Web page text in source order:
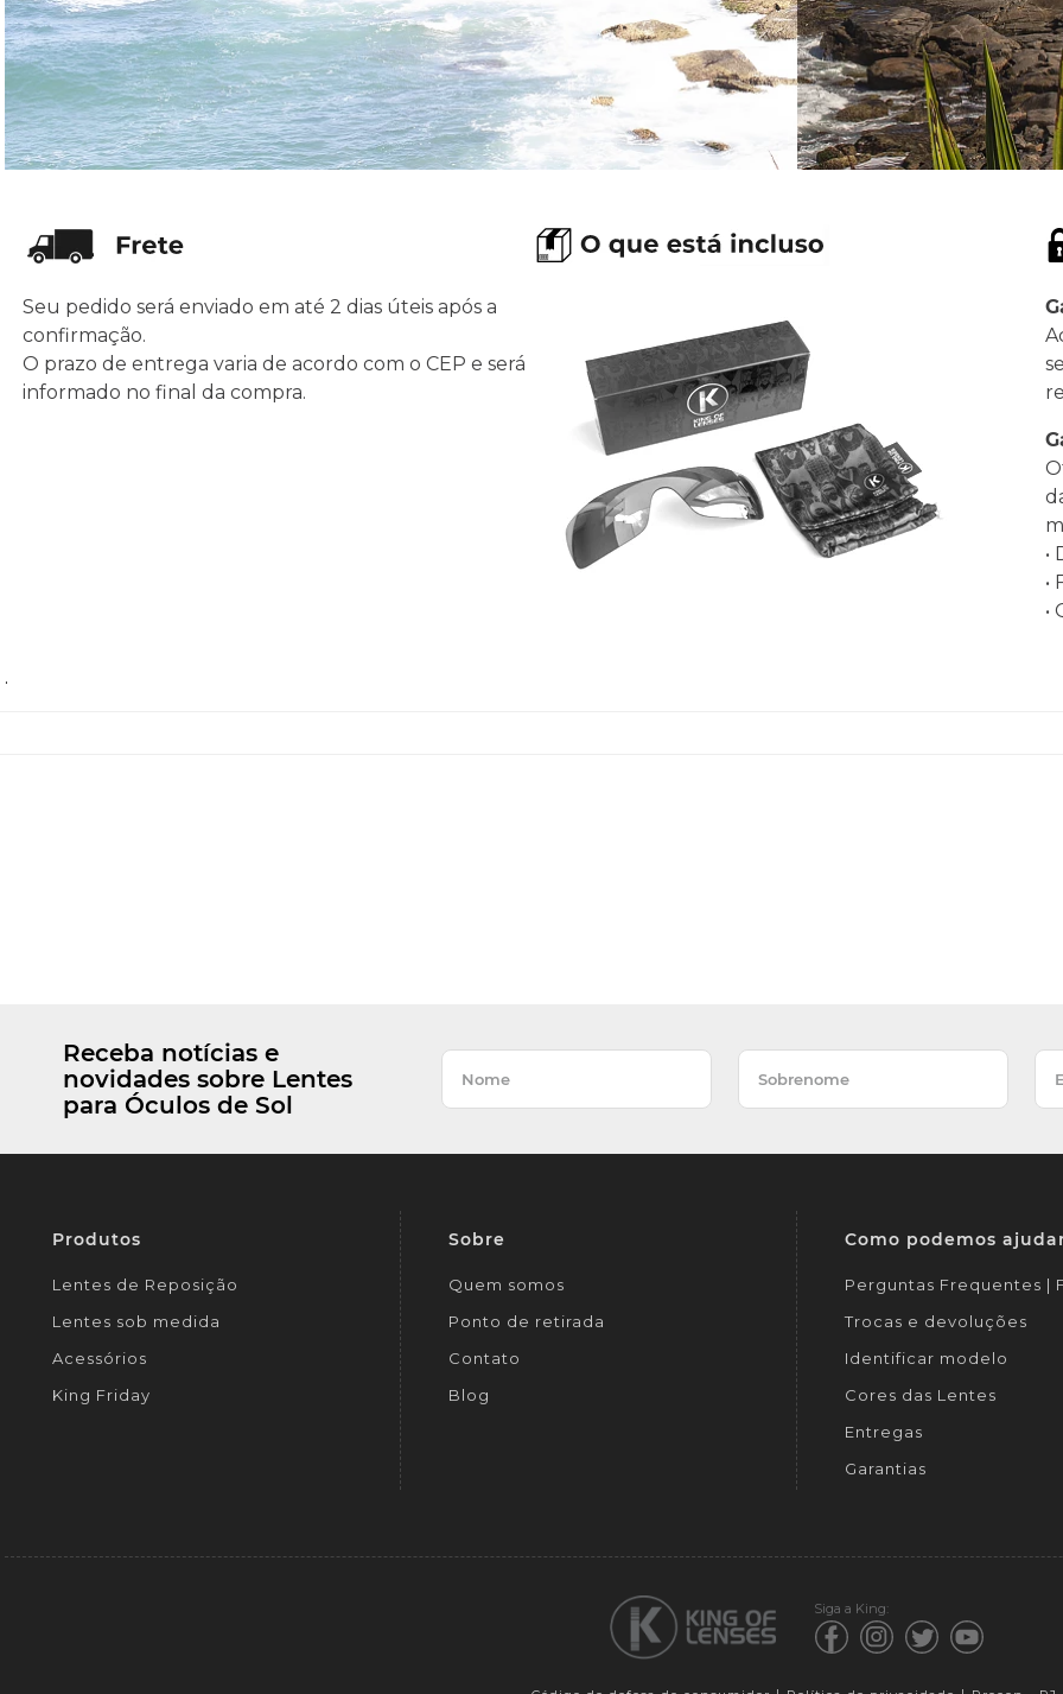
Seu pedido será enviado em até 2 dias úteis após a
confirmação.
O prazo de entrega varia de acordo com o CEP e será
informado no final da compra.
•
•
•
.
Receba notícias e
novidades sobre Lentes
para Óculos de Sol
Produtos
Lentes de Reposição
Lentes sob medida
Acessórios
King Friday
Sobre
Quem somos
Ponto de retirada
Contato
Blog
Como podemos
Perguntas Frequentes |
Trocas e devoluções
Identificar modelo
Cores das Lentes
Entregas
Garantias
Siga a King: